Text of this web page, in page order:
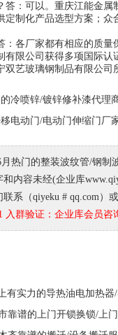
答：可以。重庆江能金
定制化产品选型方案；
：各厂家都有相应的质
有限公司获得多项国际
艺玻璃钢制品有限公司
冷喷锌/镀锌修补漆代理
电动门/电动门伸缩门厂
月热门的整装波纹管/钢
内容未经(企业库
系（qiyeku # qq.com）或
入群验证：企业库会员咨